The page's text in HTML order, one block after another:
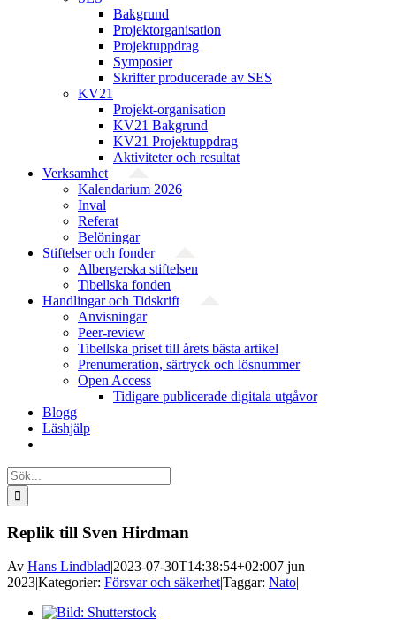
Bakgrund
Projekt­organisation
Projektuppdrag
Symposier
Skrifter producerade av SES
KV21
Projekt-organisation
KV21 Bakgrund
KV21 Projektuppdrag
Aktiviteter och resultat
Verksamhet
Kalendarium 2026
Inval
Referat
Belöningar
Stiftelser och fonder
Albergerska stiftelsen
Tibellska fonden
Handlingar och Tidskrift
Anvisningar
Peer-review
Tibellska priset till årets bästa artikel
Prenumeration, särtryck och lösnummer
Open Access
Tidigare publicerade digitala utgåvor
Blogg
Läshjälp
Sök
efter:
Replik till Sven Hirdman
Av Hans Lindblad|2023-07-30T14:38:54+02:007 jun
2023|Kategorier: Försvar och säkerhet|Taggar: Nato|
Visa